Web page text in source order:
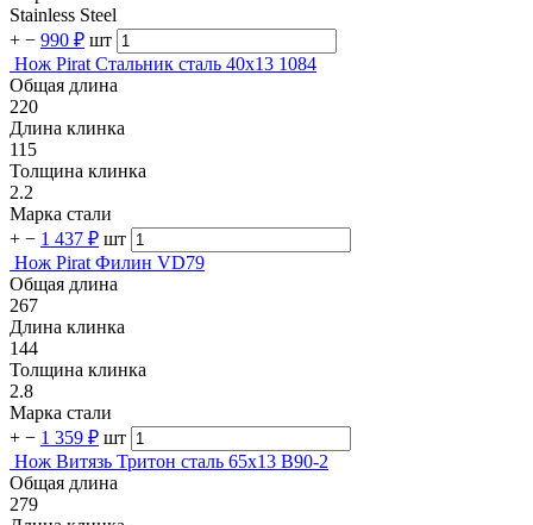
Stainless Steel
+ − 990 ₽ шт
Нож Pirat Стальник сталь 40х13 1084
Общая длина
220
Длина клинка
115
Толщина клинка
2.2
Марка стали
+ − 1 437 ₽ шт
Нож Pirat Филин VD79
Общая длина
267
Длина клинка
144
Толщина клинка
2.8
Марка стали
+ − 1 359 ₽ шт
Нож Витязь Тритон сталь 65х13 B90-2
Общая длина
279